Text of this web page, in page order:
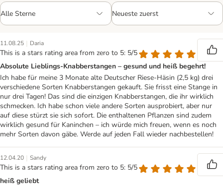
11.08.25 | Daria
This is a stars rating area from zero to 5: 5/5
Absolute Lieblings-Knabberstangen – gesund und heiß begehrt!
Ich habe für meine 3 Monate alte Deutscher Riese-Häsin (2,5 kg) drei
verschiedene Sorten Knabberstangen gekauft. Sie frisst eine Stange in
nur drei Tagen! Das sind die einzigen Knabberstangen, die ihr wirklich
schmecken. Ich habe schon viele andere Sorten ausprobiert, aber nur
auf diese stürzt sie sich sofort. Die enthaltenen Pflanzen sind zudem
wirklich gesund für Kaninchen – ich würde mich freuen, wenn es noch
mehr Sorten davon gäbe. Werde auf jeden Fall wieder nachbestellen!
12.04.20 | Sandy
This is a stars rating area from zero to 5: 5/5
heiß geliebt